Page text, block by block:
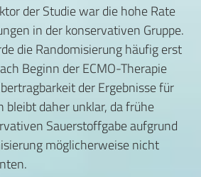
der Studie war die hohe Rate
in der konservativen Gruppe.
die Randomisierung häufig erst
Beginn der ECMO-Therapie
der Ergebnisse für
bleibt daher unklar, da frühe
Sauerstoffgabe aufgrund
möglicherweise nicht